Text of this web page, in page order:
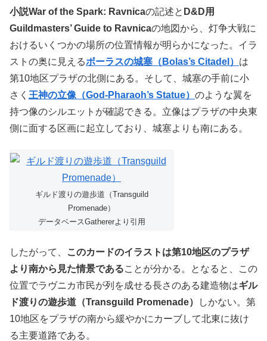
小説War of the Spark: Ravnicaの記述と D&D用
Guildmasters’ Guide to Ravnicaの地図から、灯争大戦に
おけるいくつかの場所の位置情報が明らかになった。イラ
ストの奥に見えるボーラスの城塞（Bolas’s Citadel） は
第10地区プラザの北側にある。そして、城塞の手前に小
さく 王神の立像（God-Pharaoh’s Statue） のような翼を
持つ像のシルエットが確認できる。立像はプラザの中央東
側に面する区画に起立しており、城塞よりも南にある。
ギルド渡りの遊歩道（Transguild
Promenade）
データベースGathererより引用
したがって、
このカードのイラストは第10地区のプラザ
より南から見た情景であることが分かる。となると、この
位置でラヴニカ市民が列を成せる長さのある建造物はギル
ド渡りの遊歩道（Transguild Promenade）
しかない。第
10地区をプラザの南から緩やかにカーブして北東に抜け
る主要道路である。